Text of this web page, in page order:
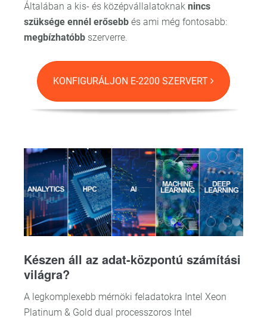
Általában a kis- és középvállalatoknak nincs
szüksége ennél erősebb és ami még fontosabb:
megbízhatóbb szerverre.
KONFIGURÁLJON E-2200 SZERVERT
Készen áll az adat-központú számítási
világra?
A legkomplexebb mérnöki feladatokra Intel Xeon
Platinum & Gold dual processzoros Intel